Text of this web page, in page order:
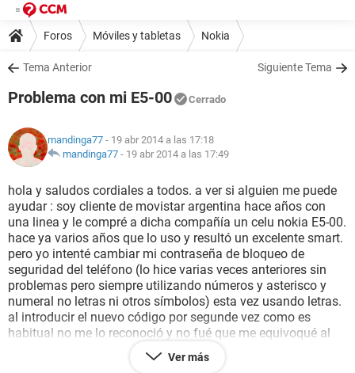
Foros Móviles y tabletas Nokia
Tema Anterior Siguiente Tema
Problema con mi E5-00 Cerrado
mandinga77 - 19 abr 2014 a las 17:18
mandinga77 - 19 abr 2014 a las 17:49
hola y saludos cordiales a todos. a ver si alguien me puede
ayudar : soy cliente de movistar argentina hace años con
una linea y le compré a dicha compañía un celu nokia E5-00.
hace ya varios años que lo uso y resultó un excelente smart.
pero yo intenté cambiar mi contraseña de bloqueo de
seguridad del teléfono (lo hice varias veces anteriores sin
problemas pero siempre utilizando números y asterisco y
numeral no letras ni otros símbolos) esta vez usando letras.
al introducir el nuevo código por segunde vez como es
habitual no me lo reconoció y no fué que me equivoqué al
tipear asi es que a la quinta vez se me bloqueó a pesar de
que todas las veces puse la nueva clave ! (a la segunda vez
Ver más